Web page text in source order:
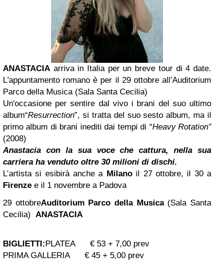
ANASTACIA arriva in Italia per un breve tour di 4 date.
L'appuntamento romano è per il 29 ottobre all’Auditorium
Parco della Musica (Sala Santa Cecilia)
Un'occasione per sentire dal vivo i brani del suo ultimo
album“Resurrection”, si tratta del suo sesto album, ma il
primo album di brani inediti dai tempi di “Heavy Rotation”
(2008)
Anastacia con la sua voce che cattura, nella sua
carriera ha venduto oltre 30 milioni di dischi.
L’artista si esibirà anche a Milanoil 27 ottobre, il 30 a
Firenze e il 1 novembre a Padova
29 ottobreAuditorium Parco della Musica (Sala Santa
Cecilia) ANASTACIA
BIGLIETTI:PLATEA € 53 + 7,00 prev
PRIMA GALLERIA € 45 + 5,00 prev